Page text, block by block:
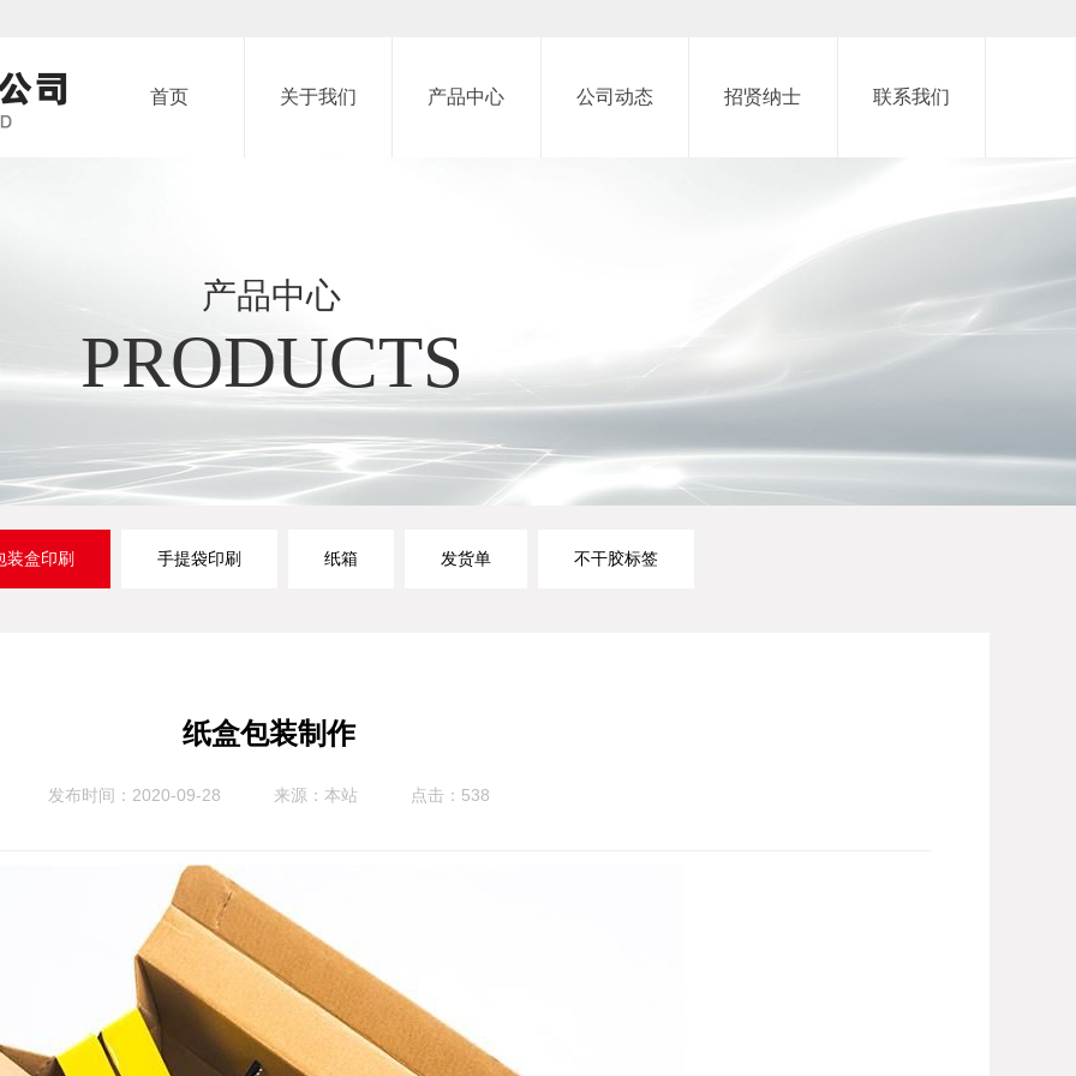
首页 关于我们 产品中心 公司动态 招贤纳士 联系我们
产品中心
PRODUCTS
装盒印刷 手提袋印刷 纸箱 发货单 不干胶标签
纸盒包装制作
发布时间：2020-09-28 来源：本站 点击：538